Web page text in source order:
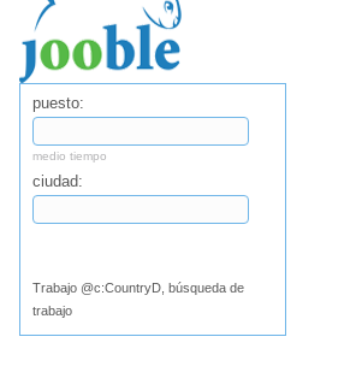
puesto:
medio tiempo
ciudad:
Trabajo @c:CountryD, búsqueda de
trabajo